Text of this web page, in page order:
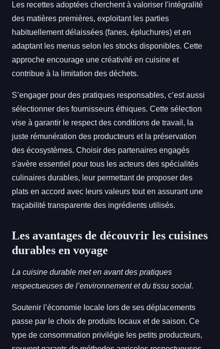
Les recettes adoptées cherchent à valoriser l'intégralité
des matières premières, exploitant les parties
habituellement délaissées (fanes, épluchures) et en
adaptant les menus selon les stocks disponibles. Cette
approche encourage une créativité en cuisine et
contribue à la limitation des déchets.
S’engager pour des pratiques responsables, c’est aussi
sélectionner des fournisseurs éthiques. Cette sélection
vise à garantir le respect des conditions de travail, la
juste rémunération des producteurs et la préservation
des écosystèmes. Choisir des partenaires engagés
s'avère essentiel pour tous les acteurs des spécialités
culinaires durables, leur permettant de proposer des
plats en accord avec leurs valeurs tout en assurant une
traçabilité transparente des ingrédients utilisés.
Les avantages de découvrir les cuisines
durables en voyage
La cuisine durable met en avant des pratiques
respectueuses de l’environnement et du tissu social.
Soutenir l’économie locale lors de ses déplacements
passe par le choix de produits locaux et de saison. Ce
type de consommation privilégie les petits producteurs,